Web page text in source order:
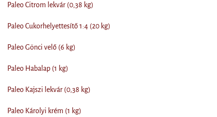
Paleo Citrom lekvár (0,38 kg)
Paleo Cukorhelyettesítő 1:4 (20 kg)
Paleo Gönci velő (6 kg)
Paleo Habalap (1 kg)
Paleo Kajszi lekvár (0,38 kg)
Paleo Károlyi krém (1 kg)